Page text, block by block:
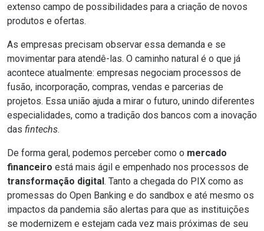
extenso campo de possibilidades para a criação de novos
produtos e ofertas.
As empresas precisam observar essa demanda e se
movimentar para atendê-las. O caminho natural é o que já
acontece atualmente: empresas negociam processos de
fusão, incorporação, compras, vendas e parcerias de
projetos. Essa união ajuda a mirar o futuro, unindo diferentes
especialidades, como a tradição dos bancos com a inovação
das fintechs.
De forma geral, podemos perceber como o mercado
financeiro está mais ágil e empenhado nos processos de
transformação digital. Tanto a chegada do PIX como as
promessas do Open Banking e do sandbox e até mesmo os
impactos da pandemia são alertas para que as instituições
se modernizem e estejam cada vez mais próximas de seu